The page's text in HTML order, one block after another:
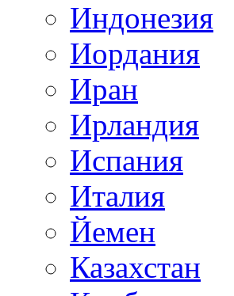
Индонезия
Иордания
Иран
Ирландия
Испания
Италия
Йемен
Казахстан